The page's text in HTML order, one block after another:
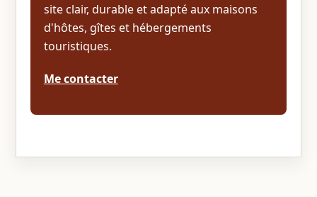
site clair, durable et adapté aux maisons
d'hôtes, gîtes et hébergements
touristiques.
Me contacter